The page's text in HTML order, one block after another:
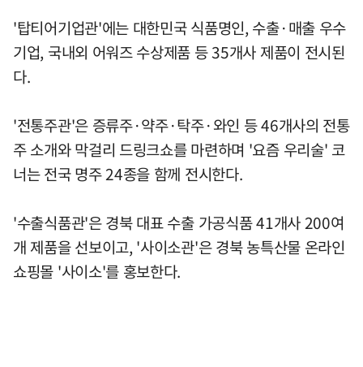
'탑티어기업관'에는 대한민국 식품명인, 수출·매출 우수
기업, 국내외 어워즈 수상제품 등 35개사 제품이 전시된
다.
'전통주관'은 증류주·약주·탁주·와인 등 46개사의 전통
주 소개와 막걸리 드링크쇼를 마련하며 '요즘 우리술' 코
너는 전국 명주 24종을 함께 전시한다.
'수출식품관'은 경북 대표 수출 가공식품 41개사 200여
개 제품을 선보이고, '사이소관'은 경북 농특산물 온라인
쇼핑몰 '사이소'를 홍보한다.